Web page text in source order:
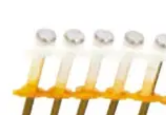
Ilmainen toimitus yli 100
Etu ei koske Suuri‑lisäpalvelulla
Tarkista